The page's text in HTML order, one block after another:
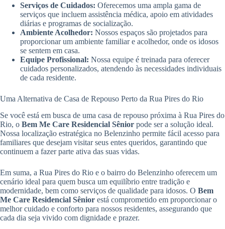
Serviços de Cuidados: Oferecemos uma ampla gama de
serviços que incluem assistência médica, apoio em atividades
diárias e programas de socialização.
Ambiente Acolhedor: Nossos espaços são projetados para
proporcionar um ambiente familiar e acolhedor, onde os idosos
se sentem em casa.
Equipe Profissional: Nossa equipe é treinada para oferecer
cuidados personalizados, atendendo às necessidades individuais
de cada residente.
Uma Alternativa de Casa de Repouso Perto da Rua Pires do Rio
Se você está em busca de uma casa de repouso próxima à Rua Pires do
Rio, o Bem Me Care Residencial Sênior pode ser a solução ideal.
Nossa localização estratégica no Belenzinho permite fácil acesso para
familiares que desejam visitar seus entes queridos, garantindo que
continuem a fazer parte ativa das suas vidas.
Em suma, a Rua Pires do Rio e o bairro do Belenzinho oferecem um
cenário ideal para quem busca um equilíbrio entre tradição e
modernidade, bem como serviços de qualidade para idosos. O Bem
Me Care Residencial Sênior está comprometido em proporcionar o
melhor cuidado e conforto para nossos residentes, assegurando que
cada dia seja vivido com dignidade e prazer.